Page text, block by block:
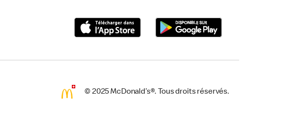
© 2025 McDonald’s®. Tous droits réservés.